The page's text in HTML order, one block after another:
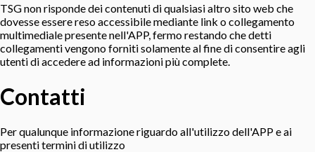
TSG non risponde dei contenuti di qualsiasi altro sito web che
dovesse essere reso accessibile mediante link o collegamento
multimediale presente nell'APP, fermo restando che detti
collegamenti vengono forniti solamente al fine di consentire agli
utenti di accedere ad informazioni più complete.
Contatti
Per qualunque informazione riguardo all'utilizzo dell'APP e ai
presenti termini di utilizzo